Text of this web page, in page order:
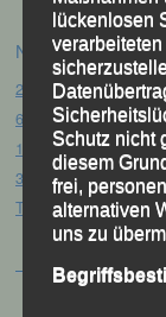
Neueste Beiträge
20. Goldener Steig-
61. Bergsportfest –
12. Loser Berglauf –
32. Sommerbiathlon
Tag des Sports –
lückenlosen
Schutz nicht
diesem
frei,
alternativen
uns zu